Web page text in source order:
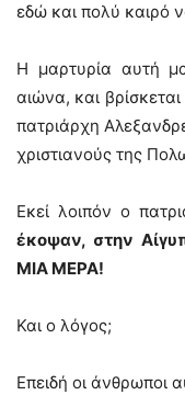
εδώ και πολύ καιρό
Η μαρτυρία αυτή
αιώνα, και
πατριάρχη
χριστιανούς της
Εκεί λοιπόν ο
έκοψαν, στην
ΜΙΑ ΜΕΡΑ!
Και ο λόγος;
Επειδή οι άνθρωποι